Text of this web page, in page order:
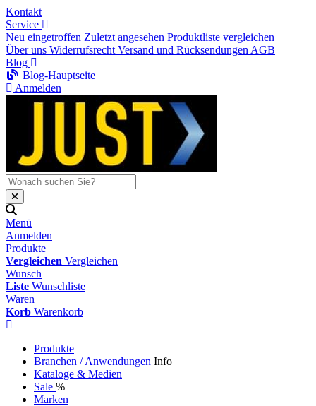
Kontakt
Service
Neu eingetroffen Zuletzt angesehen Produktliste vergleichen
Über uns Widerrufsrecht Versand und Rücksendungen AGB
Blog
Blog-Hauptseite
Anmelden
Menü
Anmelden
Produkte
Vergleichen Vergleichen
Wunsch
Liste Wunschliste
Waren
Korb Warenkorb
Produkte
Branchen / Anwendungen Info
Kataloge & Medien
Sale %
Marken